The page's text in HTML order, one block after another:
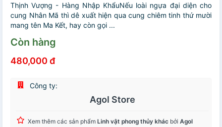
Thịnh Vượng - Hàng Nhập KhẩuNếu loài ngựa đại diện cho
cung Nhân Mã thì dê xuất hiện qua cung chiêm tinh thứ mười
mang tên Ma Kết, hay còn gọi ...
Còn hàng
480,000 đ
Công ty:
Agol Store
Xem thêm các sản phẩm Linh vật phong thủy khác bởi Agol